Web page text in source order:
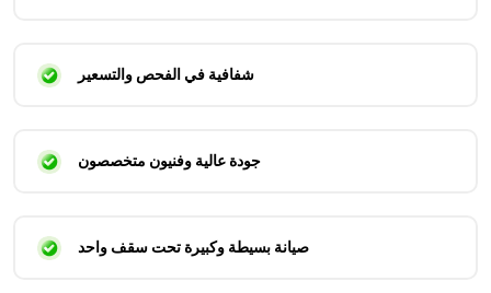
شفافية في الفحص والتسعير
جودة عالية وفنيون متخصصون
صيانة بسيطة وكبيرة تحت سقف واحد